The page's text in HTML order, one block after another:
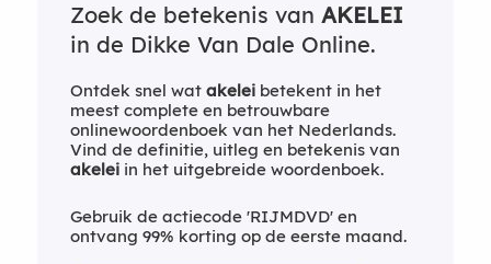
Zoek de betekenis van AKELEI
in de Dikke Van Dale Online.
Ontdek snel wat akeleibetekent in het
meest complete en betrouwbare
onlinewoordenboek van het Nederlands.
Vind de definitie, uitleg en betekenis van
akeleiin het uitgebreide woordenboek.
Gebruik de actiecode 'RIJMDVD' en
ontvang 99% korting op de eerste maand.